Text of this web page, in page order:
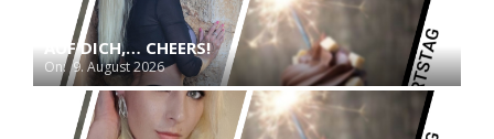
AUF DICH,… CHEERS!
On: 9. August 2026